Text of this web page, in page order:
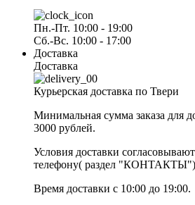
Пн.-Пт. 10:00 - 19:00
Сб.-Вс. 10:00 - 17:00
Доставка
Доставка
Курьерская доставка по Твери
Минимальная сумма заказа для
3000 рублей.
Условия доставки
телефону( раздел "КОНТАКТЫ")
Время доставки с 10:00 до 19:00.